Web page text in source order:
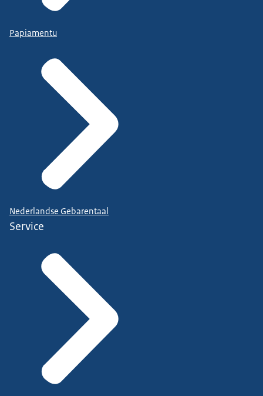
Papiamentu
Nederlandse Gebarentaal
Service